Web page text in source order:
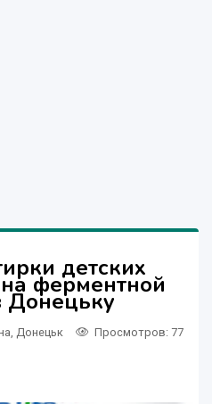
детских
ферментной
Донецьку
Донецьк Просмотров: 77